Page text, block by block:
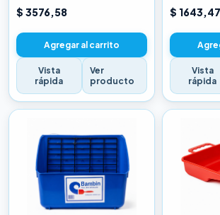
$ 3576,58
Agregar al carrito
Vista
rápida
Ver
producto
$ 1643,47
Vista
rápida